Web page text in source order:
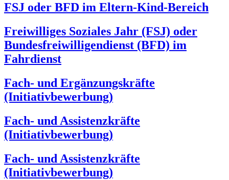
FSJ oder BFD im Eltern-Kind-Bereich
Freiwilliges Soziales Jahr (FSJ) oder
Bundesfreiwilligendienst (BFD) im
Fahrdienst
Fach- und Ergänzungskräfte
(Initiativbewerbung)
Fach- und Assistenzkräfte
(Initiativbewerbung)
Fach- und Assistenzkräfte
(Initiativbewerbung)